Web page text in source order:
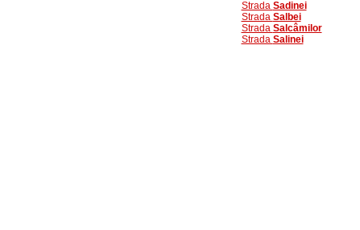
Strada Sadinei
Strada Salbei
Strada Salcâmilor
Strada Salinei